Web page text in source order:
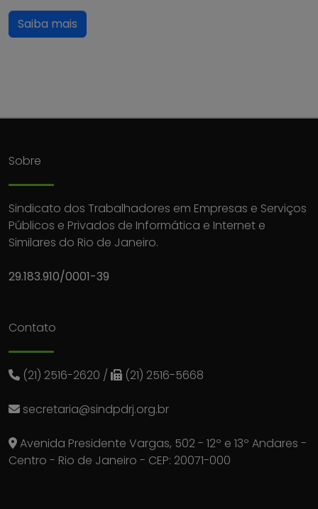
Saiba mais
Sobre
Sindicato dos Trabalhadores em Empresas e Serviços
Públicos e Privados de Informática e Internet e
Similares do Rio de Janeiro.
29.183.910/0001-39
Contato
(21) 2516-2620 / (21) 2516-5668
secretaria@sindpdrj.org.br
Avenida Presidente Vargas, 502 - 12º e 13º Andares -
Centro - Rio de Janeiro - CEP: 20071-000